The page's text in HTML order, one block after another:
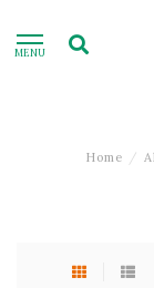
MENU
Home /